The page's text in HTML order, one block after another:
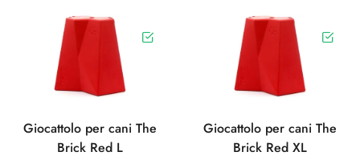
Giocattolo per cani The
Brick Red L
Giocattolo per cani The
Brick Red XL